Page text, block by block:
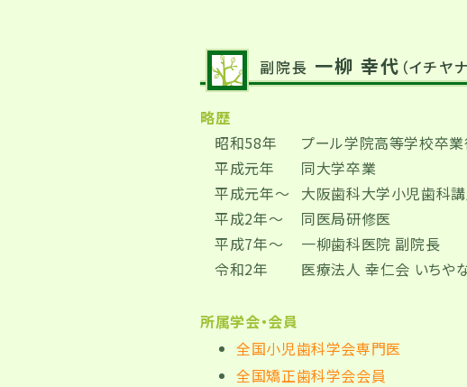
副院長 一柳 幸代 （イチヤ
略歴
昭和58年
プール学院高等学校卒
平成元年
同大学卒業
平成元年～
大阪歯科大学小児歯科
平成2年～
同医局研修医
平成7年～
一柳歯科医院 副院長
令和2年
医療法人 幸仁会 いちや
所属学会・会員
全国小児歯科学会専門医
全国矯正歯科学会会員